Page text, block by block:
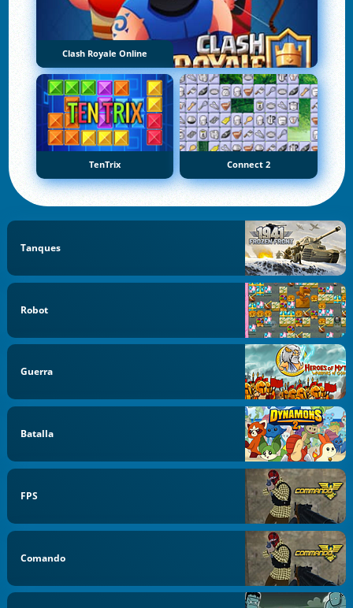
Clash Royale Online
TenTrix Connect 2
Tanques
Robot
Guerra
Batalla
FPS
Comando